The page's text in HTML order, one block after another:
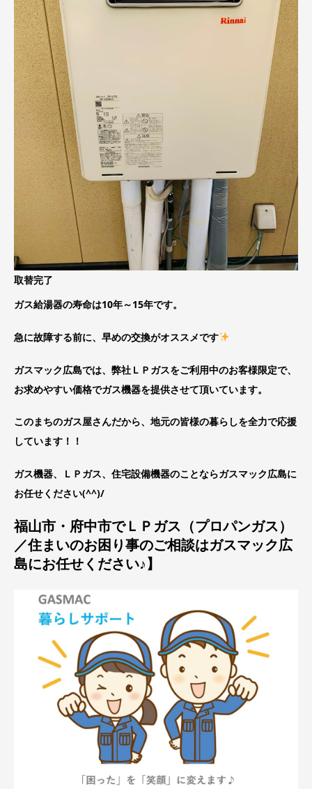
取替完了
ガス給湯器の寿命は10年～15年です。
急に故障する前に、早めの交換がオススメです
ガスマック広島では、弊社ＬＰガスをご利用中のお客様限定で、
お求めやすい価格でガス機器を提供させて頂いています。
このまちのガス屋さんだから、地元の皆様の暮らしを全力で応援
しています！！
ガス機器、ＬＰガス、住宅設備機器のことならガスマック広島に
お任せください(^^)/
福山市・府中市でＬＰガス（プロパンガス）
／住まいのお困り事のご相談はガスマック広
島にお任せください♪】